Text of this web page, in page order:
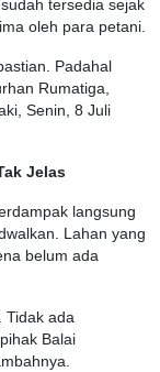
tersedia sejak
oleh para petani.
Padahal
Rumatiga,
Senin, 8 Juli
Jelas
langsung
Lahan yang
belum ada
Tidak ada
Balai